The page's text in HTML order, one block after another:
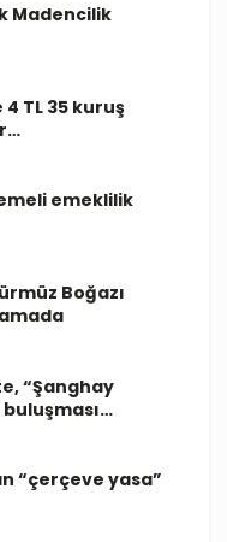
Madencilik
TL 35 kuruş
emeklilik
Boğazı
“Şanghay
“çerçeve yasa”